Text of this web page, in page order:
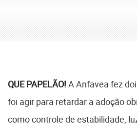
QUE PAPELÃO! A Anfavea fez
foi agir para retardar a adoção
como controle de estabilidade,